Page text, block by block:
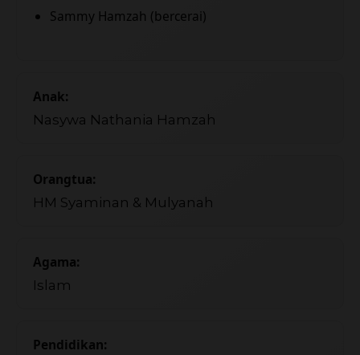
Sammy Hamzah (bercerai)
Anak:
Nasywa Nathania Hamzah
Orangtua:
HM Syaminan & Mulyanah
Agama:
Islam
Pendidikan: